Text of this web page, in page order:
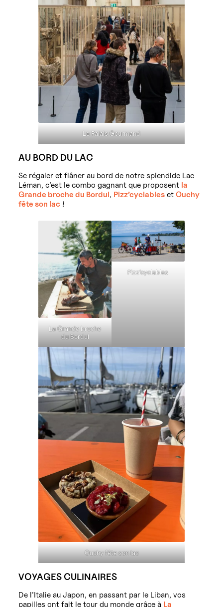
Le Palais Gourmand
AU BORD DU LAC
Se régaler et flâner au bord de notre splendide Lac
Léman, c’est le combo gagnant que proposent la
Grande broche du Bordul, Pizz’cyclables etOuchy
fête son lac !
La Grande broche
du Bordul
Pizz’cyclables
Ouchy fête son lac
VOYAGES CULINAIRES
De l’Italie au Japon, en passant par le Liban, vos
papilles ont fait le tour du monde grâce à La